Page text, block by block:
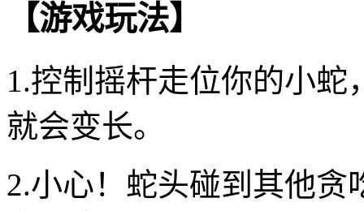
【游戏玩法】
1.控制摇杆走位你的小
就会变长。
2.小心！蛇头碰到其他